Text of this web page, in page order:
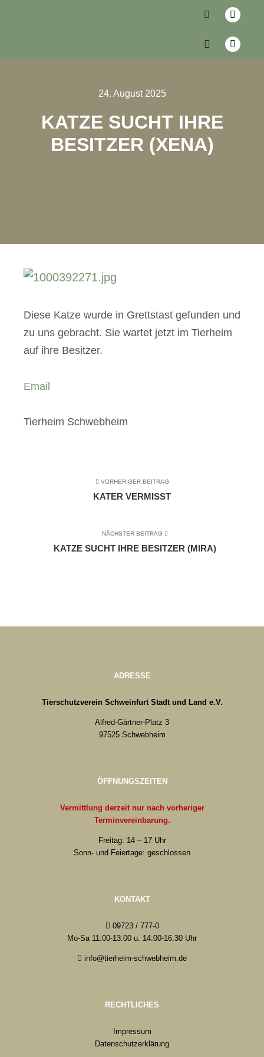
24. August 2025
KATZE SUCHT IHRE
BESITZER (XENA)
Diese Katze wurde in Grettstast gefunden und
zu uns gebracht. Sie wartet jetzt im Tierheim
auf ihre Besitzer.
Email
Tierheim Schwebheim
VORHERIGER BEITRAG
KATER VERMISST
NÄCHSTER BEITRAG
KATZE SUCHT IHRE BESITZER (MIRA)
ADRESSE
Tierschutzverein Schweinfurt Stadt und Land e.V.
Alfred-Gärtner-Platz 3
97525 Schwebheim
ÖFFNUNGSZEITEN
Vermittlung derzeit nur nach vorheriger
Terminvereinbarung.
Freitag: 14 – 17 Uhr
Sonn- und Feiertage: geschlossen
KONTAKT
09723 / 777-0
Mo-Sa 11:00-13:00 u. 14:00-16:30 Uhr
info@tierheim-schwebheim.de
RECHTLICHES
Impressum
Datenschutzerklärung